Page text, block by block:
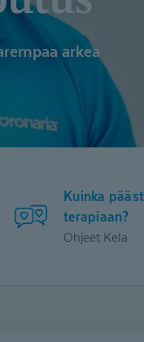
arkea
Kuinka
terapiaan?
Ohjeet Kela